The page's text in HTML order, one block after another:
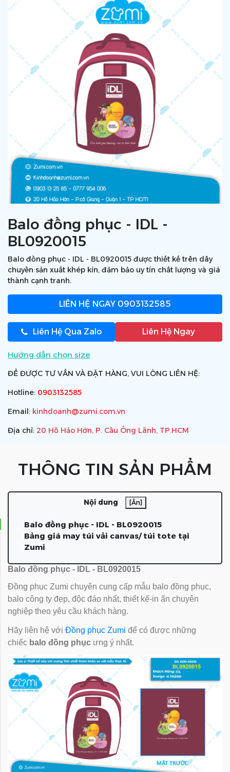
Balo đồng phục - IDL -
BL0920015
Balo đồng phục - IDL - BL0920015 được thiết kế trên dây
chuyền sản xuất khép kín, đảm bảo uy tín chất lượng và giá
thành cạnh tranh.
LIÊN HỆ NGAY 0903132585
Liên Hệ Qua Zalo Liên Hệ Ngay
Hướng dẫn chọn size
ĐỂ ĐƯỢC TƯ VẤN VÀ ĐẶT HÀNG, VUI LÒNG LIÊN HỆ:
Hotline: 0903132585
Email: kinhdoanh@zumi.com.vn
Địa chỉ: 20 Hồ Hảo Hớn, P. Cầu Ông Lãnh, TP.HCM
THÔNG TIN SẢN PHẨM
Nội dung [Ẩn]
Balo đồng phục - IDL - BL0920015
Bảng giá may túi vải canvas/ túi tote tại
Zumi
Balo đồng phục - IDL - BL0920015
Đồng phục Zumi chuyên cung cấp mẫu balo đồng phục,
balo công ty đẹp, độc đáo nhất, thiết kế-in ấn chuyên
nghiệp theo yêu cầu khách hàng.
Hãy liên hệ với Đồng phục Zumi để có được những
chiếc balo đồng phục ưng ý nhất.